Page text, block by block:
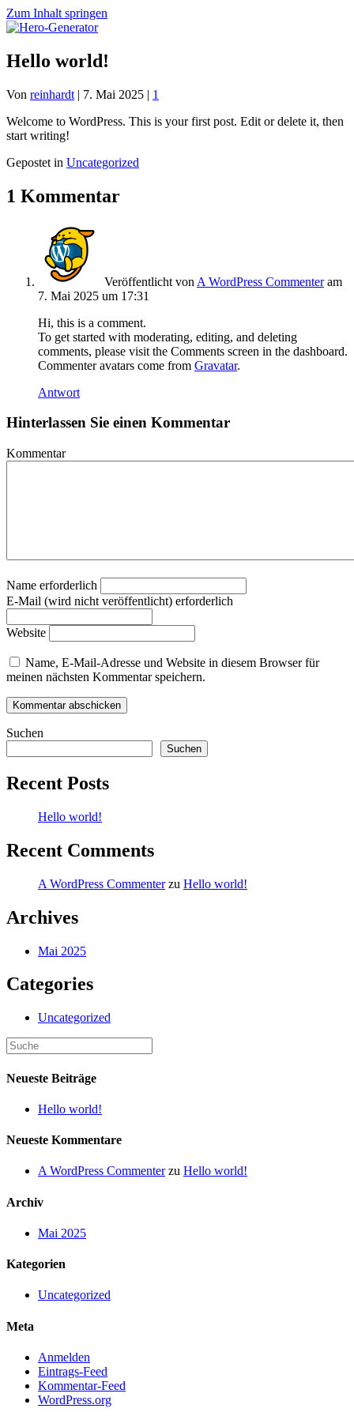
Zum Inhalt springen
Hello world!
Von reinhardt | 7. Mai 2025 | 1
Welcome to WordPress. This is your first post. Edit or delete it, then
start writing!
Gepostet in Uncategorized
1 Kommentar
Veröffentlicht von A WordPress Commenter am
7. Mai 2025 um 17:31
Hi, this is a comment.
To get started with moderating, editing, and deleting
comments, please visit the Comments screen in the dashboard.
Commenter avatars come from Gravatar.
Antwort
Hinterlassen Sie einen Kommentar
Kommentar
Name erforderlich
E-Mail (wird nicht veröffentlicht) erforderlich
Website
Name, E-Mail-Adresse und Website in diesem Browser für
meinen nächsten Kommentar speichern.
Suchen
Suchen
Recent Posts
Hello world!
Recent Comments
A WordPress Commenterzu Hello world!
Archives
Mai 2025
Categories
Uncategorized
Neueste Beiträge
Hello world!
Neueste Kommentare
A WordPress Commenterzu Hello world!
Archiv
Mai 2025
Kategorien
Uncategorized
Meta
Anmelden
Eintrags-Feed
Kommentar-Feed
WordPress.org